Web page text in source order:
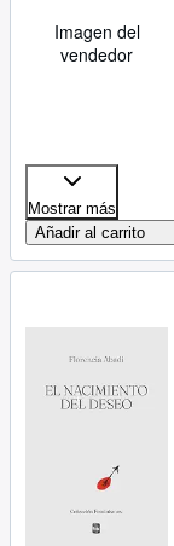
Imagen del
vendedor
Mostrar más
Añadir al carrito